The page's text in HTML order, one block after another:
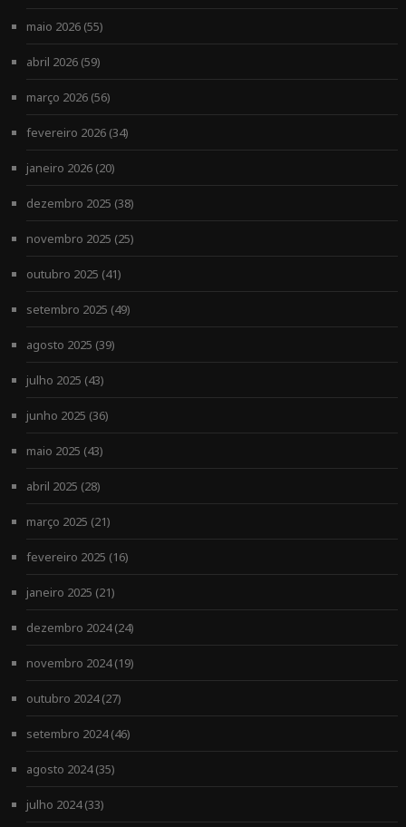
maio 2026(55)
abril 2026(59)
março 2026(56)
fevereiro 2026(34)
janeiro 2026(20)
dezembro 2025 (38)
novembro 2025 (25)
outubro 2025 (41)
setembro 2025 (49)
agosto 2025 (39)
julho 2025 (43)
junho 2025 (36)
maio 2025 (43)
abril 2025 (28)
março 2025 (21)
fevereiro 2025 (16)
janeiro 2025 (21)
dezembro 2024(24)
novembro 2024(19)
outubro 2024(27)
setembro 2024(46)
agosto 2024(35)
julho 2024(33)